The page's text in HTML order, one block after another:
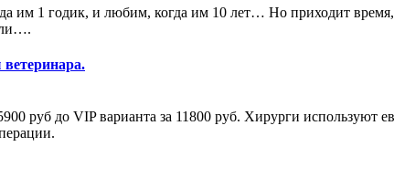
им 1 годик, и любим, когда им 10 лет… Но приходит
руб до VIP варианта за 11800 руб. Хирурги используют